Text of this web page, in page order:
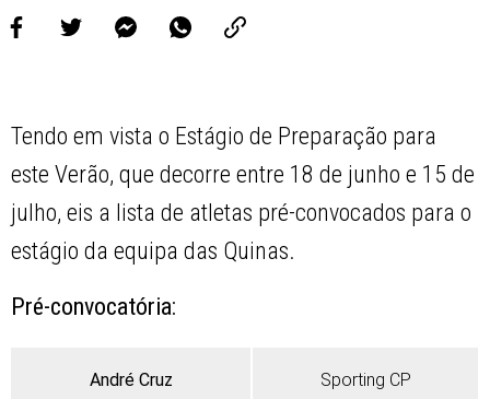
Tendo em vista o Estágio de Preparação para
este Verão, que decorre entre 18 de junho e 15 de
julho, eis a lista de atletas pré-convocados para o
estágio da equipa das Quinas.
Pré-convocatória:
André Cruz Sporting CP